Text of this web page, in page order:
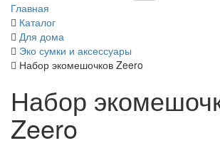
Главная
Каталог
Для дома
Эко сумки и аксессуары
Набор экомешочков Zeero
Набор
Zeero